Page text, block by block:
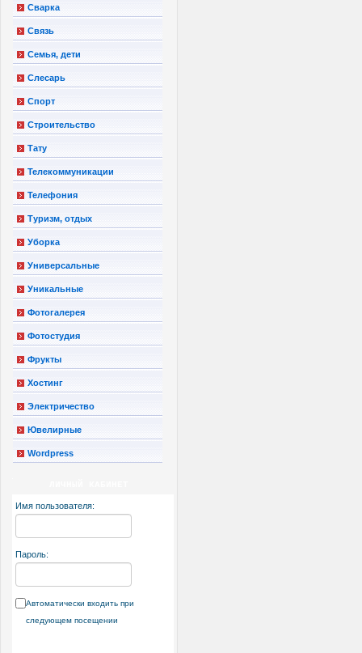
Сварка
Связь
Семья, дети
Слесарь
Спорт
Строительство
Тату
Телекоммуникации
Телефония
Туризм, отдых
Уборка
Универсальные
Уникальные
Фотогалерея
Фотостудия
Фрукты
Хостинг
Электричество
Ювелирные
Wordpress
Имя пользователя:
Пароль:
Автоматически входить при
следующем посещении